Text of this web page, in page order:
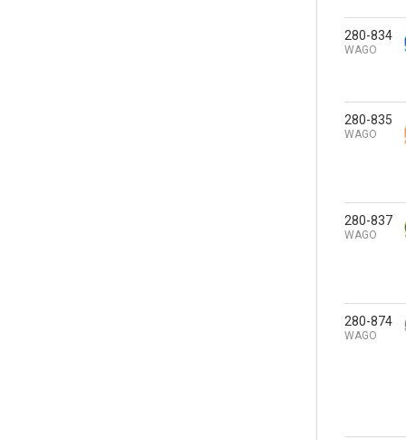
280-834
WAGO
280-835
WAGO
280-837
WAGO
280-874
WAGO